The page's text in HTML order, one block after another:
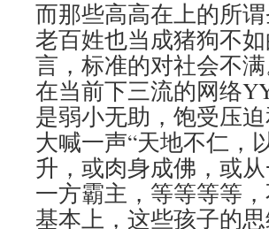
而那些高高在上的所
老百姓也当成猪狗不
言，标准的对社会不
在当前下三流的网络
是弱小无助，饱受压
大喊一声“天地不仁，
升，或肉身成佛，或
一方霸主，等等等等
基本上，这些孩子的